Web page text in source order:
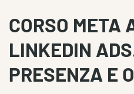
CORSO META
LINKEDIN
PRESENZA E